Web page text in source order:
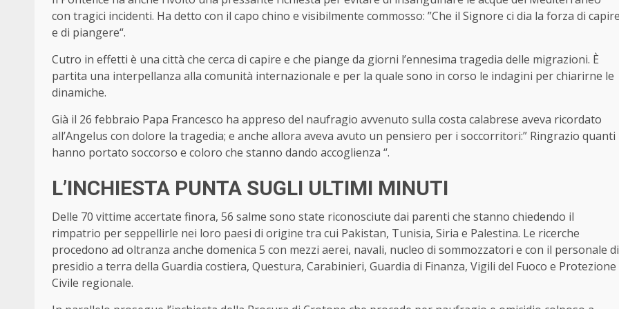
con tragici incidenti. Ha detto con il capo chino e visibilmente commosso: ”Che il Signore ci dia la forza di
e di piangere“.
Cutro in effetti è una città che cerca di capire e che piange da giorni l’ennesima tragedia delle migrazioni. È
partita una interpellanza alla comunità internazionale e per la quale sono in corso le indagini per chiarirne le
dinamiche.
Già il 26 febbraio Papa Francesco ha appreso del naufragio avvenuto sulla costa calabrese aveva ricordato
all’Angelus con dolore la tragedia; e anche allora aveva avuto un pensiero per i soccorritori:” Ringrazio quanti
hanno portato soccorso e coloro che stanno dando accoglienza “.
L’INCHIESTA PUNTA SUGLI ULTIMI MINUTI
Delle 70 vittime accertate finora, 56 salme sono state riconosciute dai parenti che stanno chiedendo il
rimpatrio per seppellirle nei loro paesi di origine tra cui Pakistan, Tunisia, Siria e Palestina. Le ricerche
procedono ad oltranza anche domenica 5 con mezzi aerei, navali, nucleo di sommozzatori e con il personale di
presidio a terra della Guardia costiera, Questura, Carabinieri, Guardia di Finanza, Vigili del Fuoco e Protezione
Civile regionale.